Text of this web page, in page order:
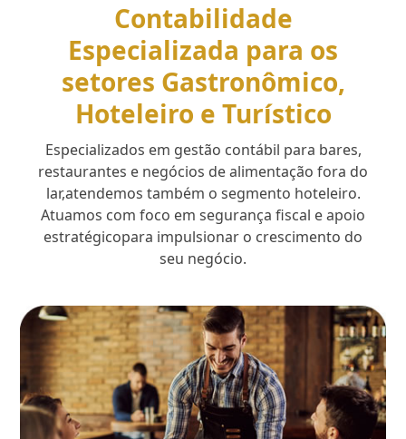
Contabilidade
Especializada para os
setores Gastronômico,
Hoteleiro e Turístico
Especializados em gestão contábil para bares,
restaurantes e negócios de alimentação fora do
lar,atendemos também o segmento hoteleiro.
Atuamos com foco em segurança fiscal e apoio
estratégicopara impulsionar o crescimento do
seu negócio.